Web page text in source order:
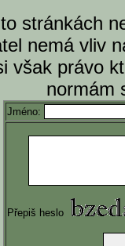
stránkách
nemá vliv
však právo
normám
Jméno:
Přepiš heslo